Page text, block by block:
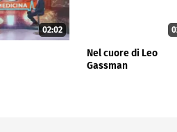
02:02
Nel cuore di Leo
Gassman